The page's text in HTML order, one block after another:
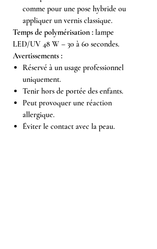
comme pour une pose hybride ou
appliquer un vernis classique.
Temps de polymérisation : lampe
LED/UV 48 W – 30 à 60 secondes.
Avertissements :
Réservé à un usage professionnel
uniquement.
Tenir hors de portée des enfants.
Peut provoquer une réaction
allergique.
Éviter le contact avec la peau.